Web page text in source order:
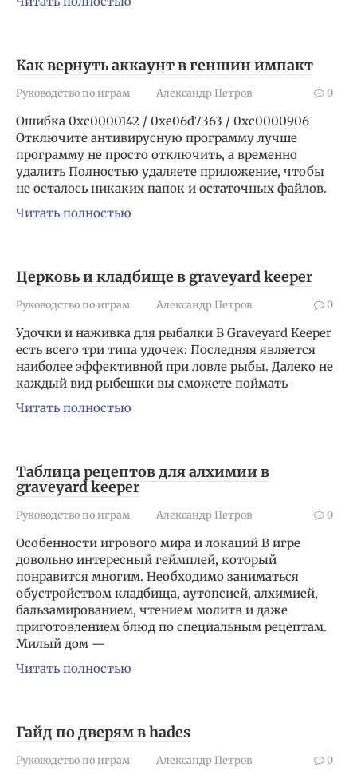
Как вернуть аккаунт в геншин импакт
Руководство по играм Александр Петров 0
Ошибка 0xc0000142 / 0xe06d7363 / 0xc0000906
Отключите антивирусную программу лучше
программу не просто отключить, а временно
удалить Полностью удаляете приложение, чтобы
не осталось никаких папок и остаточных файлов.
Читать полностью
Церковь и кладбище в graveyard keeper
Руководство по играм Александр Петров 0
Удочки и наживка для рыбалки В Graveyard Keeper
есть всего три типа удочек: Последняя является
наиболее эффективной при ловле рыбы. Далеко не
каждый вид рыбешки вы сможете поймать
Читать полностью
Таблица рецептов для алхимии в
graveyard keeper
Руководство по играм Александр Петров 0
Особенности игрового мира и локаций В игре
довольно интересный геймплей, который
понравится многим. Необходимо заниматься
обустройством кладбища, аутопсией, алхимией,
бальзамированием, чтением молитв и даже
приготовлением блюд по специальным рецептам.
Милый дом —
Читать полностью
Гайд по дверям в hades
Руководство по играм Александр Петров 0